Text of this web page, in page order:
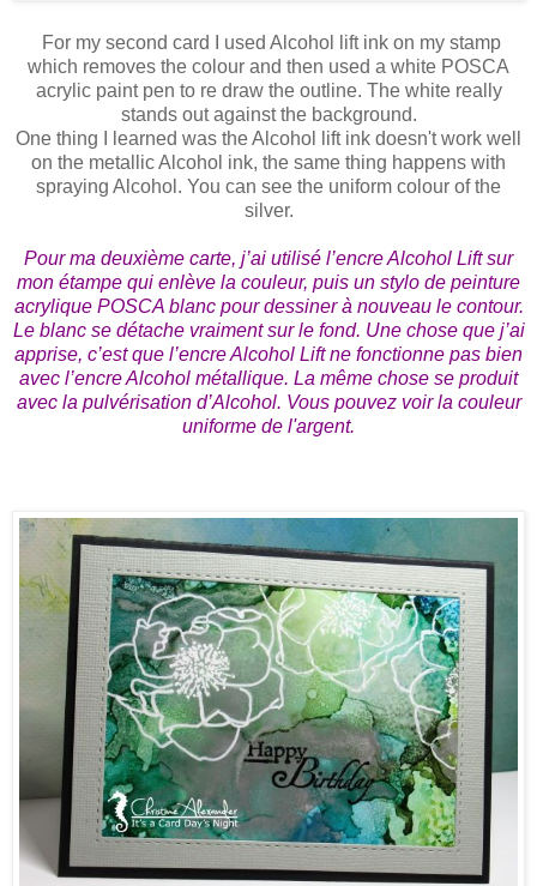
For my second card I used Alcohol lift ink on my stamp
which removes the colour and then used a white POSCA
acrylic paint pen to re draw the outline. The white really
stands out against the background.
One thing I learned was the Alcohol lift ink doesn't work well
on the metallic Alcohol ink, the same thing happens with
spraying Alcohol. You can see the uniform colour of the
silver.
Pour ma deuxième carte, j’ai utilisé l’encre Alcohol Lift sur
mon étampe qui enlève la couleur, puis un stylo de peinture
acrylique POSCA blanc pour dessiner à nouveau le contour.
Le blanc se détache vraiment sur le fond. Une chose que j’ai
apprise, c’est que l’encre Alcohol Lift ne fonctionne pas bien
avec l’encre Alcohol métallique. La même chose se produit
avec la pulvérisation d’Alcohol. Vous pouvez voir la couleur
uniforme de l'argent.